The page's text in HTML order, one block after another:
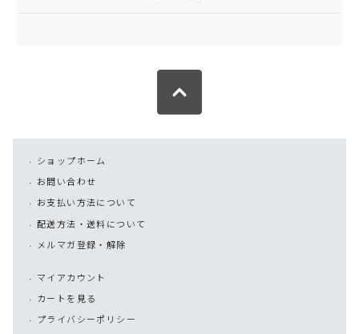
ショップホーム
お問い合わせ
お支払い方法について
配送方法・送料について
メルマガ登録・解除
マイアカウント
カートを見る
プライバシーポリシー